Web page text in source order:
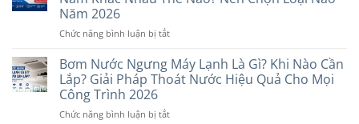
2026?
Thế
Máy
Lạnh
Loại
Khi
Dời
Lạnh
Bắt
Buộc
Thay
Năm 2026
Chức năng bình luận bị tắtở
Đồng
Máy
Lạnh
Lan
Bơm Nước Ngưng Máy Lạnh Là Gì? Khi Nào Cần
Lắp? Giải Pháp Thoát Nước Hiệu Quả Cho Mọi
Công Trình 2026
Chức năng bình luận bị tắtở